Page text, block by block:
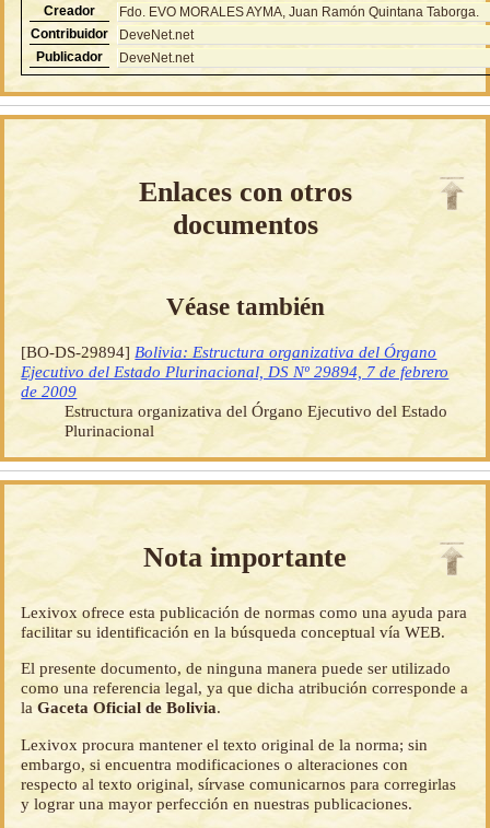
Creador
Fdo. EVO MORALES AYMA, Juan Ramón Quintana Taborga.
Contribuidor
DeveNet.net
Publicador
DeveNet.net
Enlaces con otros
documentos
Véase también
[BO-DS-29894] Bolivia: Estructura organizativa del Órgano
Ejecutivo del Estado Plurinacional, DS Nº 29894, 7 de febrero
de 2009
Estructura organizativa del Órgano Ejecutivo del Estado
Plurinacional
Nota importante
Lexivox ofrece esta publicación de normas como una ayuda para
facilitar su identificación en la búsqueda conceptual vía WEB.
El presente documento, de ninguna manera puede ser utilizado
como una referencia legal, ya que dicha atribución corresponde a
laGaceta Oficial de Bolivia.
Lexivox procura mantener el texto original de la norma; sin
embargo, si encuentra modificaciones o alteraciones con
respecto al texto original, sírvase comunicarnos para corregirlas
y lograr una mayor perfección en nuestras publicaciones.